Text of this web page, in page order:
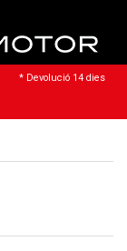
* Devolució 14 dies